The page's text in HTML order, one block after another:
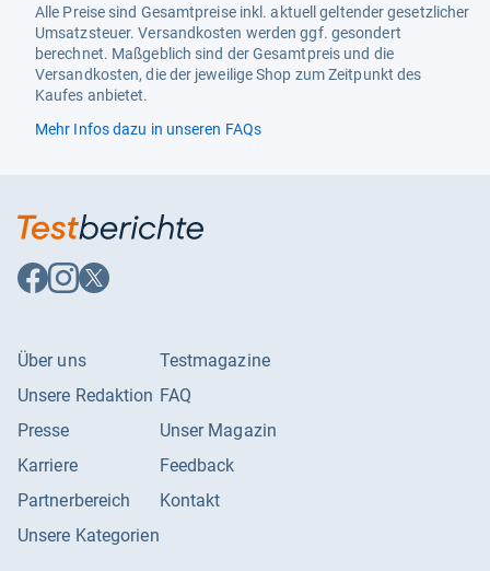
Energieeffizienzklasse D
Klimaklasse N, T
Alle Preise sind Gesamtpreise inkl. aktuell geltender gesetzlicher
Umsatzsteuer. Versandkosten werden ggf. gesondert
berechnet. Maßgeblich sind der Gesamtpreis und die
Versandkosten, die der jeweilige Shop zum Zeitpunkt des
Kaufes anbietet.
Mehr Infos dazu in unseren FAQs
Auf
Facebook
Auf
Instagram
Auf
X
Über uns
Unsere Redaktion
Presse
Karriere
Partnerbereich
Unsere Kategorien
Testmagazine
FAQ
Unser Magazin
Feedback
Kontakt